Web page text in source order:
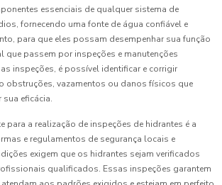
essenciais de qualquer sistema de
fornecendo uma fonte de água confiável e
para que eles possam desempenhar sua função
que passem por inspeções e manutenções
inspeções, é possível identificar e corrigir
obstruções, vazamentos ou danos físicos que
eficácia.
para a realização de inspeções de hidrantes é a
e regulamentos de segurança locais e
exigem que os hidrantes sejam verificados
qualificados. Essas inspeções garantem